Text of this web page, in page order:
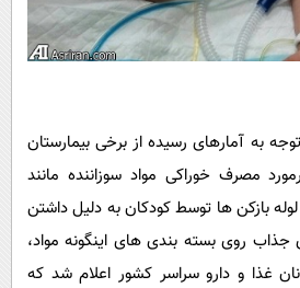
به آمارهای رسیده از برخی بیمارستان
مصرف خوراکی مواد سوزاننده مانند
بازکن ها توسط کودکان به دلیل داشتن
روی بسته بندی های اینگونه مواد،
غذا و دارو سراسر کشور اعلام شد که